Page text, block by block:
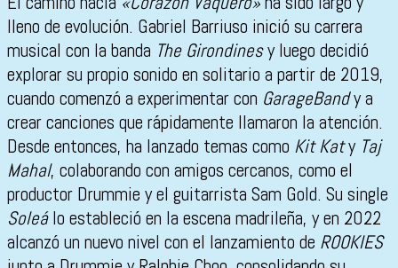
lleno de evolución. Gabriel Barriuso inició su carrera
musical con la banda The Girondinesy luego decidió
explorar su propio sonido en solitario a partir de 2019,
cuando comenzó a experimentar con GarageBandy a
crear canciones que rápidamente llamaron la atención.
Desde entonces, ha lanzado temas como Kit Katy Taj
Mahal, colaborando con amigos cercanos, como el
productor Drummie y el guitarrista Sam Gold. Su single
Soleálo estableció en la escena madrileña, y en 2022
alcanzó un nuevo nivel con el lanzamiento de ROOKIES